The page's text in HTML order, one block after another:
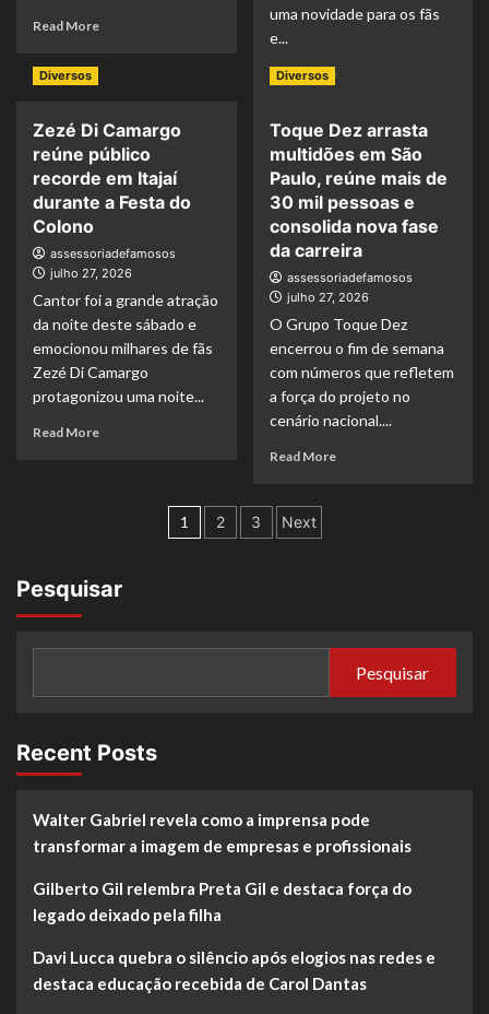
Read More
uma novidade para os fãs
e...
Read More
Diversos
Zezé Di Camargo
reúne público
recorde em Itajaí
durante a Festa do
Colono
assessoriadefamosos
julho 27, 2026
Cantor foi a grande atração
da noite deste sábado e
emocionou milhares de fãs
Zezé Di Camargo
protagonizou uma noite...
Read More
Diversos
Toque Dez arrasta
multidões em São
Paulo, reúne mais de
30 mil pessoas e
consolida nova fase
da carreira
assessoriadefamosos
julho 27, 2026
O Grupo Toque Dez
encerrou o fim de semana
com números que refletem
a força do projeto no
cenário nacional....
Read More
1 2 3 Next
Pesquisar
Pesquisar
Recent Posts
Walter Gabriel revela como a imprensa pode
transformar a imagem de empresas e profissionais
Gilberto Gil relembra Preta Gil e destaca força do
legado deixado pela filha
Davi Lucca quebra o silêncio após elogios nas redes e
destaca educação recebida de Carol Dantas